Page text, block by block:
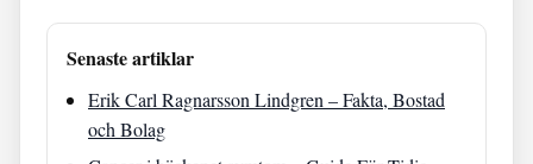
Senaste artiklar
Erik Carl Ragnarsson Lindgren – Fakta, Bostad
och Bolag